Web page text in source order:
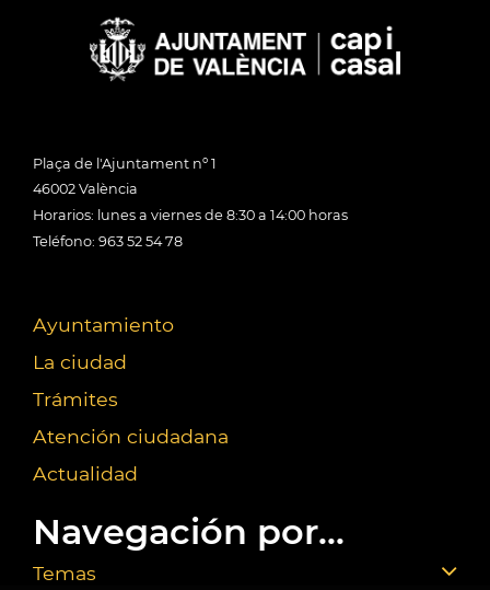
Plaça de l'Ajuntament nº 1
46002 València
Horarios: lunes a viernes de 8:30 a 14:00 horas
Teléfono: 963 52 54 78
Ayuntamiento
La ciudad
Trámites
Atención ciudadana
Actualidad
Navegación por...
Temas